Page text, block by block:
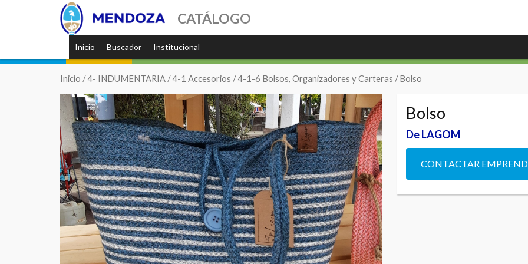
CATÁLOGO
Inicio Buscador Institucional
Inicio /4- INDUMENTARIA /4-1 Accesorios /4-1-6 Bolsos, Organizadores y Carteras / Bolso
Bolso
De LAGOM
CONTACTAR